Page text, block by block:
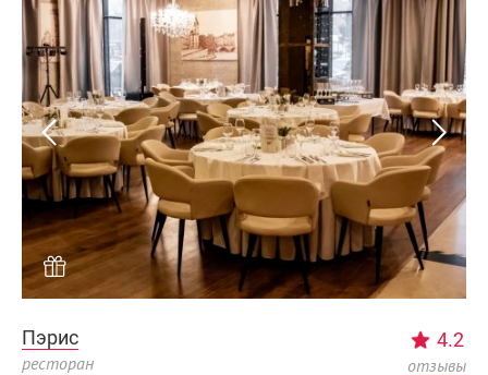
Пэрис
ресторан
4.2
отзывы